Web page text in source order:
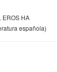
EROS HA
española)